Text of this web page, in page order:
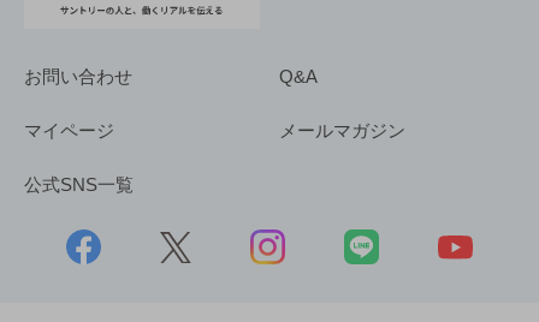
お問い合わせ Q&A
マイページ メールマガジン
公式SNS一覧